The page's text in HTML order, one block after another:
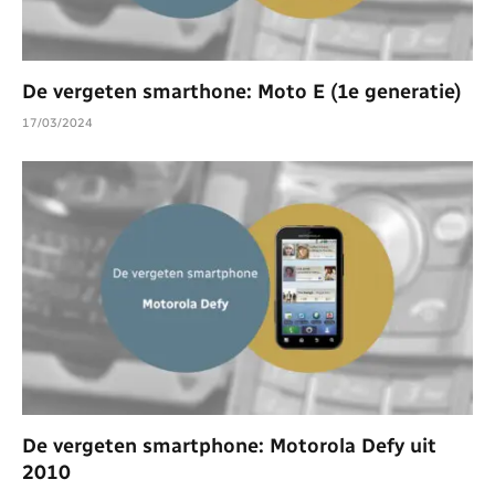
De vergeten smarthone: Moto E (1e generatie)
17/03/2024
De vergeten smartphone: Motorola Defy uit
2010